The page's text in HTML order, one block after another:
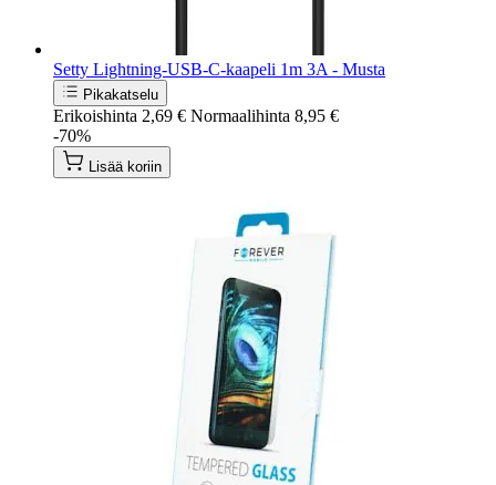
Setty Lightning-USB-C-kaapeli 1m 3A - Musta
Pikakatselu
Erikoishinta 2,69 € Normaalihinta 8,95 €
-70%
Lisää koriin